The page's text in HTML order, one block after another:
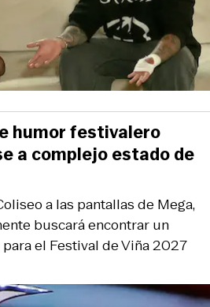
a las pantallas de Mega,
buscará encontrar un
el Festival de Viña 2027
humor festivalero
a complejo estado de